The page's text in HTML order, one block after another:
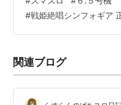
らやれれるねんこれ って
か？？ 当たるんか？？
選です まずはここを突
ら響に辿…
#戦姫絶唱シンフォギア
関連ブログ